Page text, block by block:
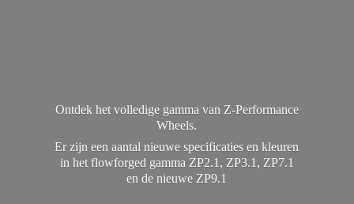
Ontdek het volledige gamma van Z-Performance
Wheels.
Er zijn een aantal nieuwe specificaties en kleuren
in het flowforged gamma ZP2.1, ZP3.1, ZP7.1
en denieuwe ZP9.1